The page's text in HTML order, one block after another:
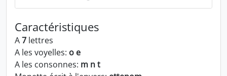
Caractéristiques
A7 lettres
A les voyelles: o e
A les consonnes: m n t